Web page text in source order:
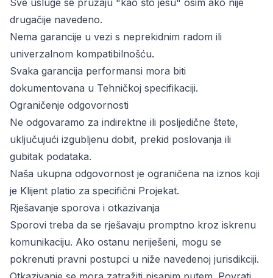
Sve usluge se pružaju "kao što jesu" osim ako nije
drugačije navedeno.
Nema garancije u vezi s neprekidnim radom ili
univerzalnom kompatibilnošću.
Svaka garancija performansi mora biti
dokumentovana u Tehničkoj specifikaciji.
Ograničenje odgovornosti
Ne odgovaramo za indirektne ili posljedične štete,
uključujući izgubljenu dobit, prekid poslovanja ili
gubitak podataka.
Naša ukupna odgovornost je ograničena na iznos koji
je Klijent platio za specifični Projekat.
Rješavanje sporova i otkazivanja
Sporovi treba da se rješavaju promptno kroz iskrenu
komunikaciju. Ako ostanu neriješeni, mogu se
pokrenuti pravni postupci u niže navedenoj jurisdikciji.